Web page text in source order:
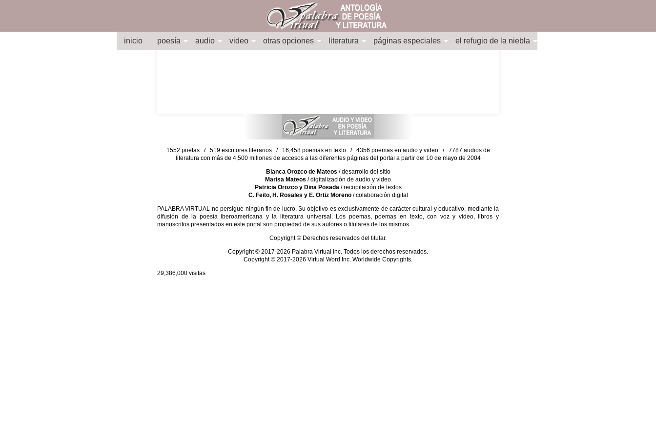
inicio poesía audio video otras opciones literatura páginas especiales el refugio de la niebla
1552 poetas / 519 escritores literarios / 16,458 poemas en texto / 4356 poemas en audio y video / 7787 audios de
literatura con más de 4,500 millones de accesos a las diferentes páginas del portal a partir del 10 de mayo de 2004
Blanca Orozco de Mateos / desarrollo del sitio
Marisa Mateos / digitalización de audio y video
Patricia Orozco y Dina Posada/ recopilación de textos
C. Feito, H. Rosales y E. Ortiz Moreno/ colaboración digital
PALABRA VIRTUAL no persigue ningún fin de lucro. Su objetivo es exclusivamente de carácter cultural y educativo, mediante la
difusión de la poesía iberoamericana y la literatura universal. Los poemas, poemas en texto, con voz y video, libros y
manuscritos presentados en este portal son propiedad de sus autores o titulares de los mismos.
Copyright © Derechos reservados del titular.
Copyright © 2017-2026 Palabra Virtual Inc. Todos los derechos reservados.
Copyright © 2017-2026 Virtual Word Inc. Worldwide Copyrights.
29,386,000 visitas